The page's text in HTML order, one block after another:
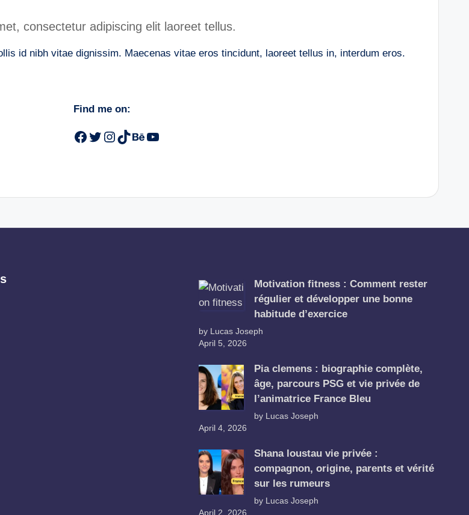
consectetur adipiscing elit laoreet tellus.
id nibh vitae dignissim. Maecenas vitae eros tincidunt, laoreet tellus in, interdum eros.
Find me on:
Facebook
Twitter
Instagram
TikTok
Behance
YouTube
Motivation fitness : Comment rester
régulier et développer une bonne
habitude d’exercice
by Lucas Joseph
April 5, 2026
Pia clemens : biographie complète,
âge, parcours PSG et vie privée de
l’animatrice France Bleu
by Lucas Joseph
April 4, 2026
Shana loustau vie privée :
compagnon, origine, parents et vérité
sur les rumeurs
by Lucas Joseph
April 2, 2026